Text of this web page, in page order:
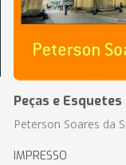
Peças e
Peterson Soares da
IMPRESSO